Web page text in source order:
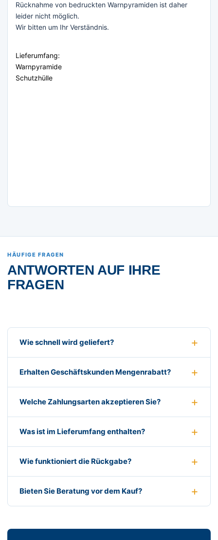
Rücknahme von bedruckten Warnpyramiden ist daher
leider nicht möglich.
Wir bitten um Ihr Verständnis.
Lieferumfang:
Warnpyramide
Schutzhülle
HÄUFIGE FRAGEN
ANTWORTEN AUF IHRE
FRAGEN
Wie schnell wird geliefert?
Erhalten Geschäftskunden Mengenrabatt?
Welche Zahlungsarten akzeptieren Sie?
Was ist im Lieferumfang enthalten?
Wie funktioniert die Rückgabe?
Bieten Sie Beratung vor dem Kauf?